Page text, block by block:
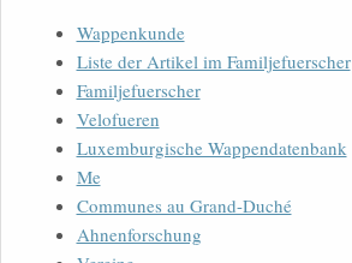
Wappenkunde
Liste der Artikel im Familjefuerscher
Familjefuerscher
Velofueren
Luxemburgische Wappendatenbank
Me
Communes au Grand-Duché
Ahnenforschung